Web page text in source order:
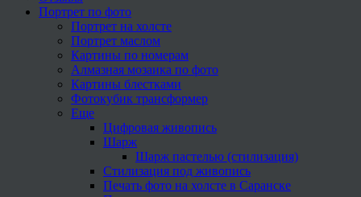
Портрет по фото
Портрет на холсте
Портрет маслом
Картины по номерам
Алмазная мозаика по фото
Картины блестками
Фотокубик трансформер
Еще
Цифровая живопись
Шарж
Шарж пастелью (стилизация)
Стилизация под живопись
Печать фото на холсте в Саранске